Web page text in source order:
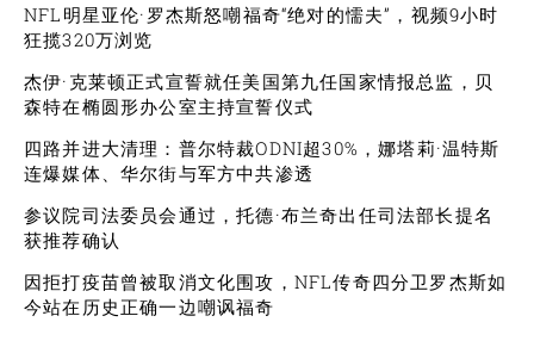
NFL明星亚伦·罗杰斯怒嘲福奇“绝对的懦夫”，视频9小时
狂揽320万浏览
杰伊·克莱顿正式宣誓就任美国第九任国家情报总监，贝
森特在椭圆形办公室主持宣誓仪式
四路并进大清理：普尔特裁ODNI超30%，娜塔莉·温特斯
连爆媒体、华尔街与军方中共渗透
参议院司法委员会通过，托德·布兰奇出任司法部长提名
获推荐确认
因拒打疫苗曾被取消文化围攻，NFL传奇四分卫罗杰斯如
今站在历史正确一边嘲讽福奇